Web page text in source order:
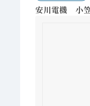
安川電機 小